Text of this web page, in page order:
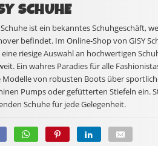
SCHUHE
Schuhe ist ein bekanntes Schuhgeschäft,
befindet. Im Online-Shop von GISY
eine riesige Auswahl an hochwertigen
Ein wahres Paradies für alle
Modelle von robusten Boots über
Pumps oder gefütterten Stiefeln ein.
Schuhe für jede Gelegenheit.